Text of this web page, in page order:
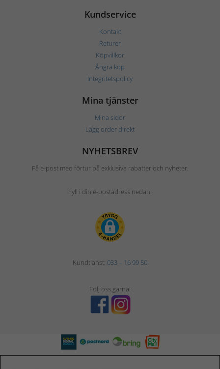
Kundservice
Kontakt
Returer
Köpvillkor
Ångra köp
Integritetspolicy
Mina tjänster
Mina sidor
Lägg order direkt
NYHETSBREV
Få e-post med förtur på exklusiva rabatter och nyheter.
Fyll i din e-postadress nedan.
Kundtjänst: 033 – 16 99 50
Följ oss gärna!